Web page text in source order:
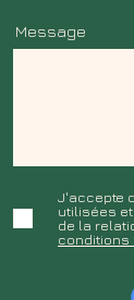
Message
J'accepte
utilisées
de la
conditions